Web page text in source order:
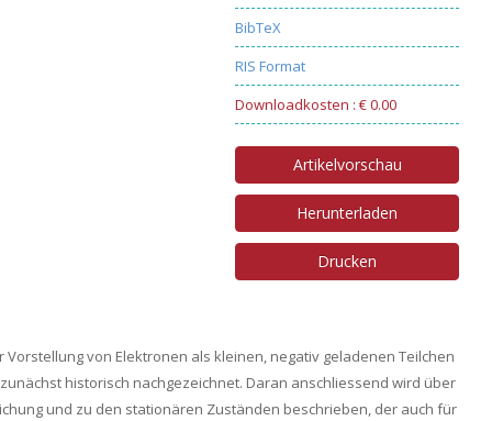
BibTeX
RIS Format
Downloadkosten : € 0.00
Artikelvorschau
Herunterladen
Drucken
von Elektronen als kleinen, negativ geladenen Teilchen
historisch nachgezeichnet. Daran anschliessend wird über
und zu den stationären Zuständen beschrieben, der auch für